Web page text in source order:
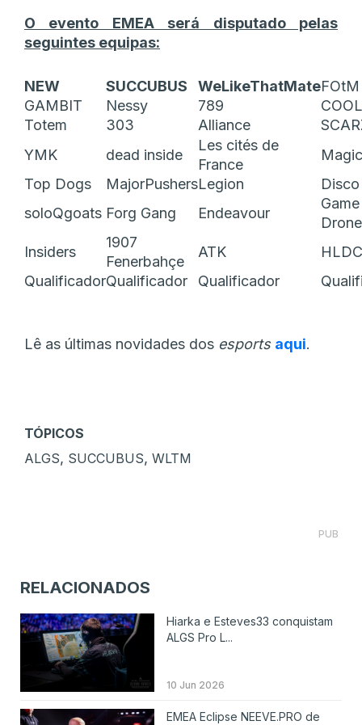
O evento EMEA será disputado pelas
seguintes equipas:
NEW SUCCUBUS WeLikeThatMateFOtM
GAMBIT
Nessy 789
Totem
303 Alliance
YMK
dead inside
Les cités de
France
Top Dogs
MajorPushersLegion
soloQgoats Forg Gang Endeavour
Insiders
1907
Fenerbahçe
ATK
HLDC
QualificadorQualificador Qualificador
Lê as últimas novidades dos esports aqui.
TÓPICOS
ALGS, SUCCUBUS, WLTM
PUB
RELACIONADOS
Hiarka e Esteves33 conquistam
ALGS Pro L...
10 Jun 2026
EMEA Eclipse NEEVE.PRO de